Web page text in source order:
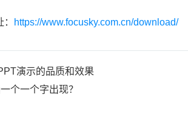
https://www.focusky.com.cn/download/
演示的品质和效果
个一个字出现？